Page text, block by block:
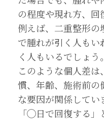
の程度や現れ方、回
例えば、二重整形の
で腫れが引く人も
く人もいるでしょう。
このような個人差
慣、年齢、施術前の
な要因が関係してい
「◯日で回復する」